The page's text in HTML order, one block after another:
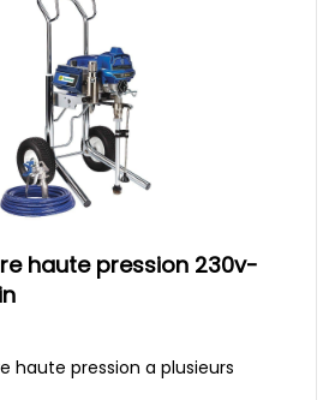
haute pression a plusieurs